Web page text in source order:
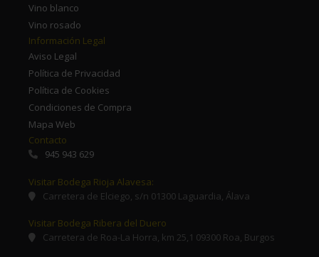
Vino blanco
Vino rosado
Información Legal
Aviso Legal
Política de Privacidad
Política de Cookies
Condiciones de Compra
Mapa Web
Contacto
945 943 629
Visitar Bodega Rioja Alavesa:
Carretera de Elciego, s/n 01300 Laguardia, Álava
Visitar Bodega Ribera del Duero
Carretera de Roa-La Horra, km 25,1 09300 Roa, Burgos